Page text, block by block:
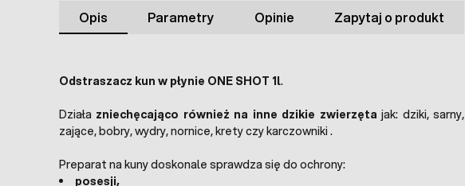
Opis Parametry Opinie Zapytaj o produkt
Odstraszacz kun w płynie ONE SHOT 1l.
Działa zniechęcająco również na inne dzikie zwierzęta jak: dziki, sarny,
zające, bobry, wydry, nornice, krety czy karczowniki .
Preparat na kuny doskonale sprawdza się do ochrony:
posesji,